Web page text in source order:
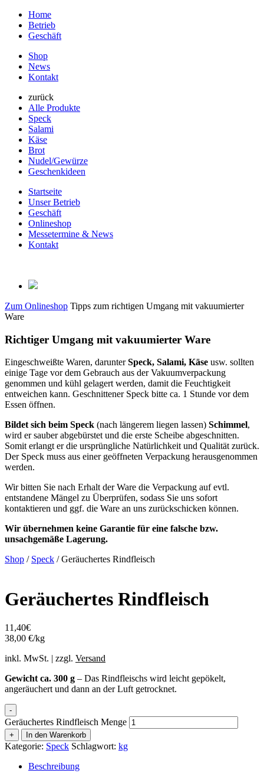
Home
Betrieb
Geschäft
Shop
News
Kontakt
zurück
Alle Produkte
Speck
Salami
Käse
Brot
Nudel/Gewürze
Geschenkideen
Startseite
Unser Betrieb
Geschäft
Onlineshop
Messetermine & News
Kontakt
Zum Onlineshop Tipps zum richtigen Umgang mit vakuumierter
Ware
Richtiger Umgang mit vakuumierter Ware
Eingeschweißte Waren, darunterSpeck, Salami, Käse usw. sollten
einige Tage vor dem Gebrauch aus der Vakuumverpackung
genommen und kühl gelagert werden, damit die Feuchtigkeit
entweichen kann. Geschnittener Speck bitte ca. 1 Stunde vor dem
Essen öffnen.
Bildet sich beim Speck (nach längerem liegen lassen) Schimmel,
wird er sauber abgebürstet und die erste Scheibe abgeschnitten.
Somit erlangt er die ursprüngliche Natürlichkeit und Qualität zurück.
Der Speck muss aus einer geöffneten Verpackung herausgenommen
werden.
Wir bitten Sie nach Erhalt der Ware die Verpackung auf evtl.
entstandene Mängel zu Überprüfen, sodass Sie uns sofort
kontaktieren und ggf. die Ware an uns zurückschicken können.
Wir übernehmen keine Garantie für eine falsche bzw.
unsachgemäße Lagerung.
Shop / Speck / Geräuchertes Rindfleisch
Geräuchertes Rindfleisch
11,40€
38,00 €/kg
inkl. MwSt. | zzgl. Versand
Gewicht ca. 300 g – Das Rindfleischs wird leicht gepökelt,
angeräuchert und dann an der Luft getrocknet.
-
Geräuchertes Rindfleisch Menge
+ In den Warenkorb
Kategorie: Speck Schlagwort: kg
Beschreibung